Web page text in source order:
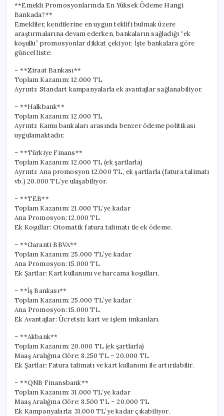
**Emekli Promosyonlarında En Yüksek Ödeme Hangi
Bankada?**
Emekliler, kendilerine en uygun teklifi bulmak üzere
araştırmalarına devam ederken, bankaların sağladığı “ek
koşullu” promosyonlar dikkat çekiyor. İşte bankalara göre
güncel liste:
– **Ziraat Bankası**
Toplam Kazanım: 12.000 TL
Ayrıntı: Standart kampanyalarla ek avantajlar sağlanabiliyor.
– **Halkbank**
Toplam Kazanım: 12.000 TL
Ayrıntı: Kamu bankaları arasında benzer ödeme politikası
uygulamaktadır.
– **Türkiye Finans**
Toplam Kazanım: 12.000 TL (ek şartlarla)
Ayrıntı: Ana promosyon 12.000 TL, ek şartlarla (fatura talimatı
vb.) 20.000 TL’ye ulaşabiliyor.
– **TEB**
Toplam Kazanım: 21.000 TL’ye kadar
Ana Promosyon: 12.000 TL
Ek Koşullar: Otomatik fatura talimatı ile ek ödeme.
– **Garanti BBVA**
Toplam Kazanım: 25.000 TL’ye kadar
Ana Promosyon: 15.000 TL
Ek Şartlar: Kart kullanımı ve harcama koşulları.
– **İş Bankası**
Toplam Kazanım: 25.000 TL’ye kadar
Ana Promosyon: 15.000 TL
Ek Avantajlar: Ücretsiz kart ve işlem imkanları.
– **Akbank**
Toplam Kazanım: 20.000 TL (ek şartlarla)
Maaş Aralığına Göre: 8.250 TL – 20.000 TL
Ek Şartlar: Fatura talimatı ve kart kullanımı ile artırılabilir.
– **QNB Finansbank**
Toplam Kazanım: 31.000 TL’ye kadar
Maaş Aralığına Göre: 8.500 TL – 20.000 TL
Ek Kampanyalarla: 31.000 TL’ye kadar çıkabiliyor.